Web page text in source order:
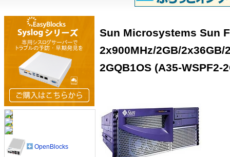
Sun Microsystems Sun
2x900MHz/2GB/2x36GB/
2GQB1OS (A35-WSPF2-
OpenBlocks